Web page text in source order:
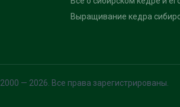
Выращивание кедра
— 2026. Все права зарегистрированы.